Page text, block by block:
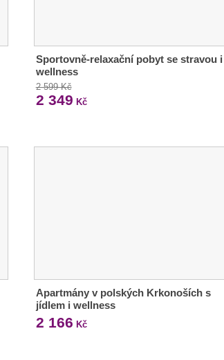
Sportovně-relaxační pobyt se stravou i
wellness
2 599 Kč
2 349 Kč
Apartmány v polských Krkonoších s
jídlem i wellness
2 166 Kč